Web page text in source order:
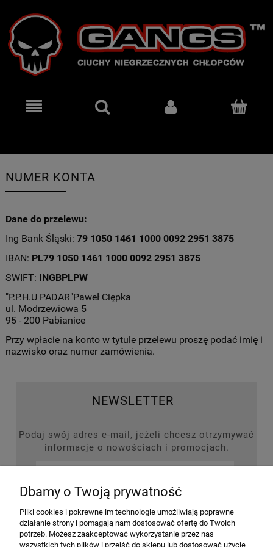
NUMER KONTA
Dane do przelewu:
Ing Bank Śląski: 79 1050 1461 1000 0092 2951 3875
IBAN: PL79 1050 1461 1000 0092 2951 3875
SWIFT: INGBPLPW
"P.P.H.U PADAR"Paweł Ciępka
ul. Modrzewiowa 5
95 - 200 Pabianice
Przy wpłacie na konto w tytule przelewu proszę podać imię i
nazwisko oraz numer zamówienia.
NEWSLETTER
Podaj swój adres e-mail, jeżeli chcesz otrzymywać
informacje o nowościach i promocjach.
ZAPISZ SIĘ
Dbamy o Twoją prywatność
Pliki cookies i pokrewne im technologie umożliwiają poprawne
działanie strony i pomagają nam dostosować ofertę do Twoich
potrzeb. Możesz zaakceptować wykorzystanie przez nas
wszystkich tych plików i przejść do sklepu lub dostosować użycie